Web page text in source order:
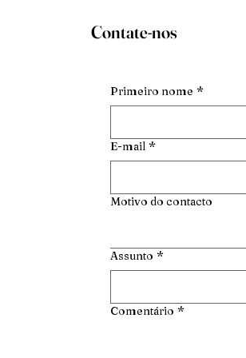
Contate-nos
Primeiro nome *
E-mail *
Motivo do contacto
Assunto *
Comentário *